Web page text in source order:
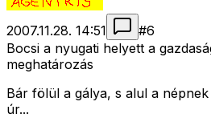
2007.11.28. 14:51 #6
Bocsi a nyugati helyett a
meghatározás
Bár fölül a gálya, s alul a
úr...